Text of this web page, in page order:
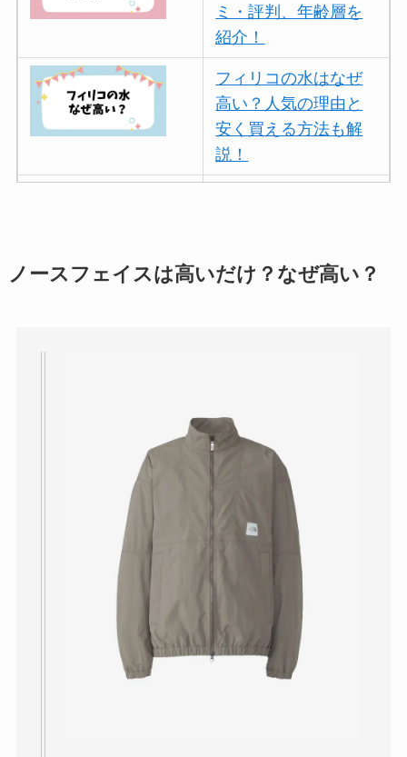
ミ・評判、年齢層を
紹介！
フィリコの水はなぜ
高い？人気の理由と
安く買える方法も解
説！
を紹介！
THE STEM CELL フ
ェイスマスクが安い
理由は？3つの理由と
口コミ・評判を紹
介！
想夫恋はなぜ高い？
人気の理由と安く買
える方法も解説！
アレクサンドルドゥ
ノースフェイスは高いだけ？なぜ高い？